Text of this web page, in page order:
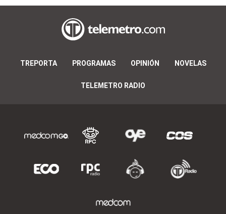
TREPORTA PROGRAMAS OPINIÓN NOVELAS
TELEMETRO RADIO